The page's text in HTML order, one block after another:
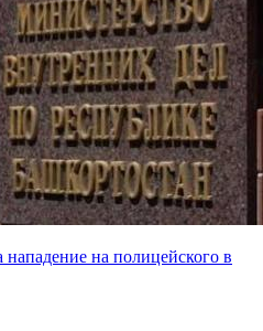
на полицейского в